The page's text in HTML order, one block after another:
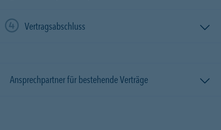
Vertragsabschluss
Ansprechpartner für bestehende Verträge